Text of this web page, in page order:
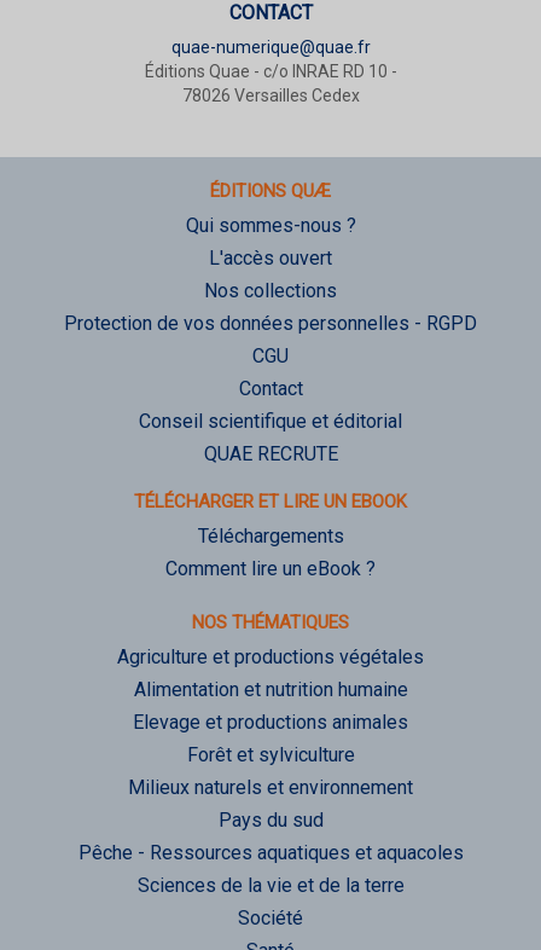
CONTACT
quae-numerique@quae.fr
Éditions Quae - c/o INRAE RD 10 -
78026 Versailles Cedex
ÉDITIONS QUÆ
Qui sommes-nous ?
L'accès ouvert
Nos collections
Protection de vos données personnelles - RGPD
CGU
Contact
Conseil scientifique et éditorial
QUAE RECRUTE
TÉLÉCHARGER ET LIRE UN EBOOK
Téléchargements
Comment lire un eBook ?
NOS THÉMATIQUES
Agriculture et productions végétales
Alimentation et nutrition humaine
Elevage et productions animales
Forêt et sylviculture
Milieux naturels et environnement
Pays du sud
Pêche - Ressources aquatiques et aquacoles
Sciences de la vie et de la terre
Société